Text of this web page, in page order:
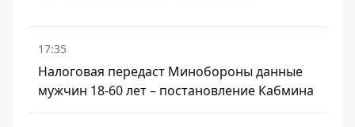
17:35
Налоговая передаст Минобороны данные
мужчин 18-60 лет – постановление Кабмина